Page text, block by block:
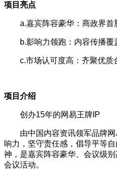
项目亮点
a.嘉宾阵容豪华：商政界首
b.影响力领跑：内容传播覆
c.市场认可度高：齐聚优质
项目介绍
创办15年的网易王牌IP
由中国内容资讯领军品牌
响力，坚守责任感，倡导平等
神，是嘉宾阵容豪华、会议级
会议活动。